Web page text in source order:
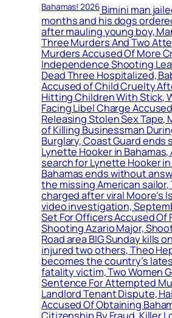
Bahamas! 2026Bimini man
months and his dogs
after mauling young boy,
Three Murders And Two
Murders Accused Of More
Independence Shooting
Dead Three Hospitalized,
Accused of Child Cruelty
Hitting Children With Stick,
Facing Libel Charge
Releasing Stolen Sex Tape,
of Killing Businessman
Burglary, Coast Guard ends
Lynette Hooker in Bahamas,
search for Lynette Hooker
Bahamas ends without
the missing American sailor,
charged after viral Moore’s
video investigation,
Set For Officers Accused Of
Shooting Azario Major,
Road area BIG Sunday kills
injured two others, Theo
becomes the country’s
fatality victim, Two Women
Sentence For Attempted
Landlord Tenant Dispute,
Accused Of Obtaining